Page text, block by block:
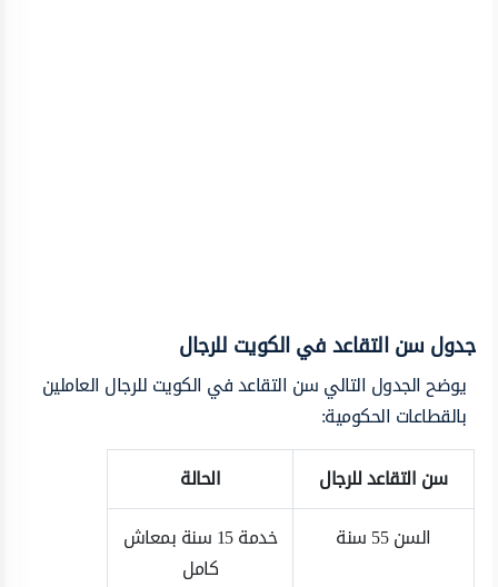
جدول سن التقاعد في الكويت للرجال
يوضح الجدول التالي سن التقاعد في الكويت للرجال العاملين
بالقطاعات الحكومية:
سن التقاعد للرجال
الحالة
السن 55 سنة
خدمة 15 سنة بمعاش
كامل